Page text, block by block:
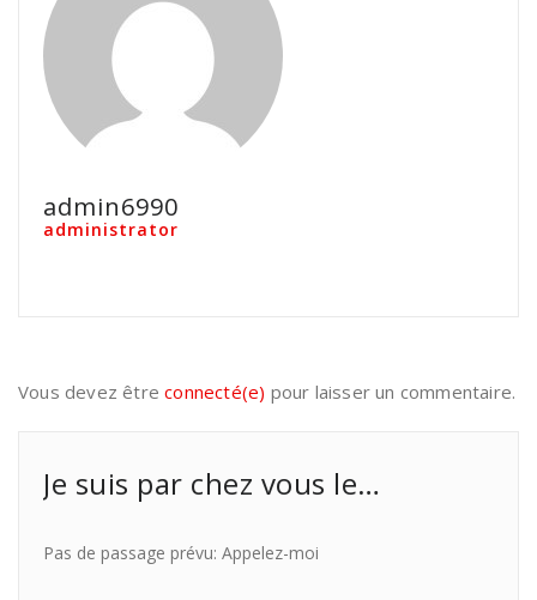
admin6990
administrator
Vous devez êtreconnecté(e) pour laisser un commentaire.
Je suis par chez vous le…
Pas de passage prévu: Appelez-moi